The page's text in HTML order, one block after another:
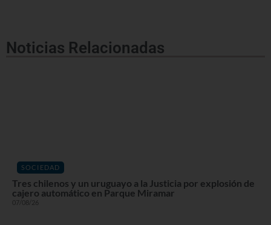
Noticias Relacionadas
SOCIEDAD
Tres chilenos y un uruguayo a la Justicia por explosión de
cajero automático en Parque Miramar
07/08/26